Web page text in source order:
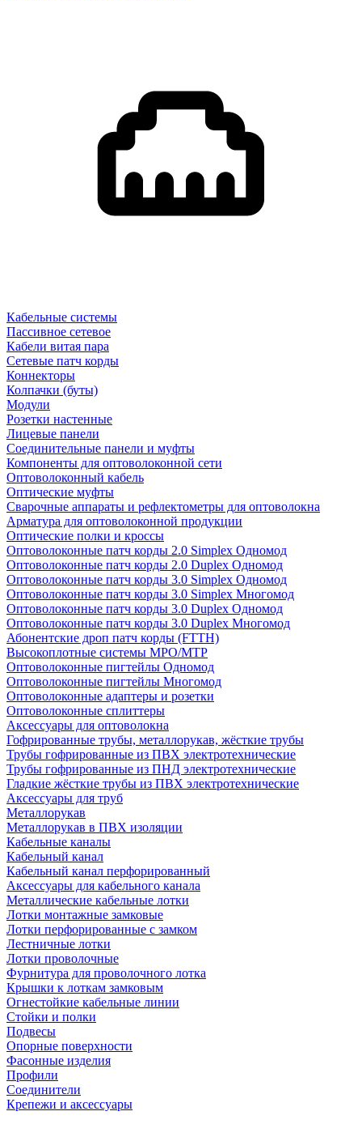
Кабельные системы
Пассивное сетевое
Кабели витая пара
Сетевые патч корды
Коннекторы
Колпачки (буты)
Модули
Розетки настенные
Лицевые панели
Соединительные панели и муфты
Компоненты для оптоволоконной сети
Оптоволоконный кабель
Оптические муфты
Сварочные аппараты и рефлектометры для оптоволокна
Арматура для оптоволоконной продукции
Оптические полки и кроссы
Оптоволоконные патч корды 2.0 Simplex Одномод
Оптоволоконные патч корды 2.0 Duplex Одномод
Оптоволоконные патч корды 3.0 Simplex Одномод
Оптоволоконные патч корды 3.0 Simplex Многомод
Оптоволоконные патч корды 3.0 Duplex Одномод
Оптоволоконные патч корды 3.0 Duplex Многомод
Абонентские дроп патч корды (FTTH)
Высокоплотные системы MPO/MTP
Оптоволоконные пигтейлы Одномод
Оптоволоконные пигтейлы Многомод
Оптоволоконные адаптеры и розетки
Оптоволоконные сплиттеры
Аксессуары для оптоволокна
Гофрированные трубы, металлорукав, жёсткие трубы
Трубы гофрированные из ПВХ электротехнические
Трубы гофрированные из ПНД электротехнические
Гладкие жёсткие трубы из ПВХ электротехнические
Аксессуары для труб
Металлорукав
Металлорукав в ПВХ изоляции
Кабельные каналы
Кабельный канал
Кабельный канал перфорированный
Аксессуары для кабельного канала
Металлические кабельные лотки
Лотки монтажные замковые
Лотки перфорированные с замком
Лестничные лотки
Лотки проволочные
Фурнитура для проволочного лотка
Крышки к лоткам замковым
Огнестойкие кабельные линии
Стойки и полки
Подвесы
Опорные поверхности
Фасонные изделия
Профили
Соединители
Крепежи и аксессуары